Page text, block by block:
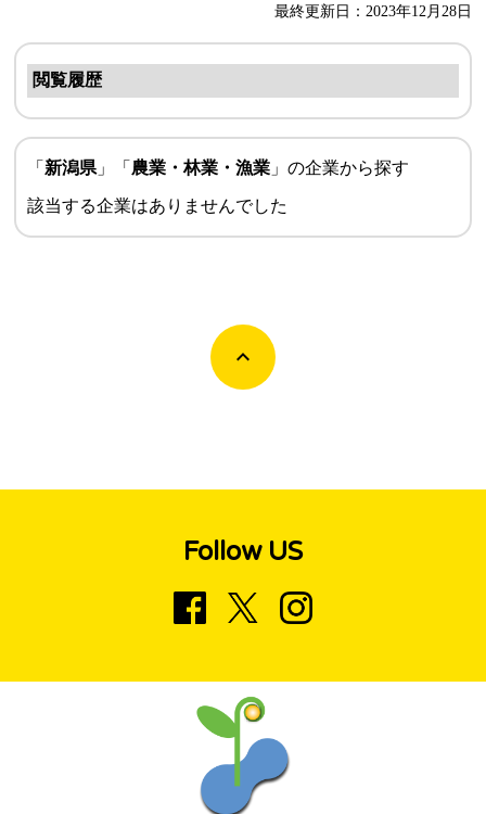
最終更新日：2023年12月28日
閲覧履歴
「新潟県」「 農業・林業・漁業 」の企業から探す
該当する企業はありませんでした
Follow US